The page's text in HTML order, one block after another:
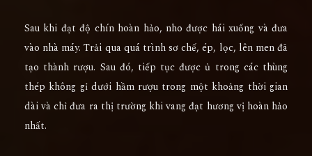
Sau khi đạt độ chín hoàn hảo, nho được hái xuống và đưa
vào nhà máy. Trải qua quá trình sơ chế, ép, lọc, lên men đã
tạo thành rượu. Sau đó, tiếp tục được ủ trong các thùng
thép không gỉ dưới hầm rượu trong một khoảng thời gian
dài và chỉ đưa ra thị trường khi vang đạt hương vị hoàn hảo
nhất.